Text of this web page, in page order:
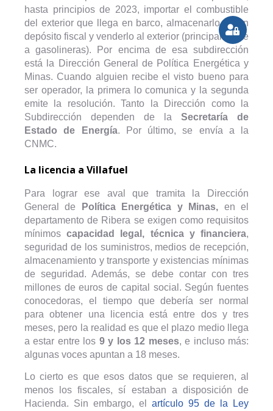
hasta principios de 2023, importar el combustible
del exterior que llega en barco, almacenarlo en un
depósito fiscal y venderlo al exterior (principalmente
a gasolineras). Por encima de esa subdirección
está la Dirección General de Política Energética y
Minas. Cuando alguien recibe el visto bueno para
ser operador, la primera lo comunica y la segunda
emite la resolución. Tanto la Dirección como la
Subdirección dependen de la Secretaría de
Estado de Energía. Por último, se envía a la
CNMC.
La licencia a Villafuel
Para lograr ese aval que tramita la Dirección
General de
Política Energética y Minas, en el
departamento de Ribera se exigen como requisitos
mínimoscapacidad legal, técnica y financiera,
seguridad de los suministros, medios de recepción,
almacenamiento y transporte y existencias mínimas
de seguridad. Además, se debe contar con tres
millones de euros de capital social. Según fuentes
conocedoras, el tiempo que debería ser normal
para obtener una licencia está entre dos y tres
meses, pero la realidad es que el plazo medio llega
a estar entre los 9 y los 12 meses, e incluso más:
algunas voces apuntan a 18 meses.
Lo cierto es que esos datos que se requieren, al
menos los fiscales, sí estaban a disposición de
Hacienda. Sin embargo, el artículo 95 de la Ley